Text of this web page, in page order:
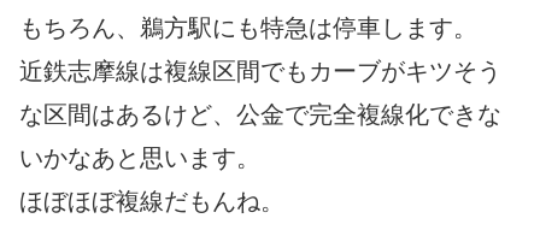
もちろん、鵜方駅にも特急は停車します。
近鉄志摩線は複線区間でもカーブがキツそう
な区間はあるけど、公金で完全複線化できな
いかなあと思います。
ほぼほぼ複線だもんね。